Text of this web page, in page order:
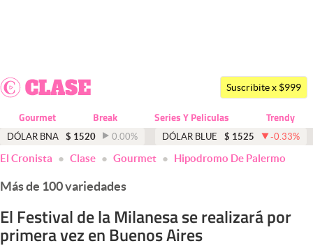
Dólar
Economía y Política
Finanzas y Mercados
Mercados Online
Negocios
Columnistas
Suscribite x $999
Gourmet Break Series Y Peliculas Trendy
DÓLAR BNA $ 1520 0.00% DÓLAR BLUE $ 1525 -0.33%
El Cronista Clase Gourmet Hipodromo De Palermo
Más de 100 variedades
El Festival de la Milanesa se realizará por
primera vez en Buenos Aires